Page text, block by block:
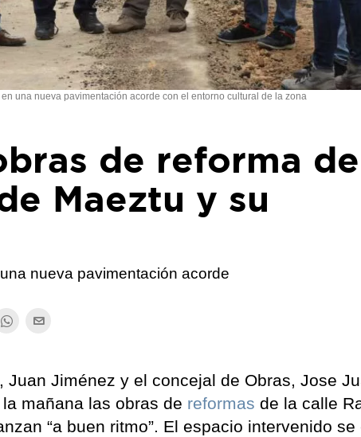
una nueva pavimentación acorde con el entorno cultural de la zona
de reforma
Maeztu y su
nueva pavimentación acorde
Juan Jiménez y el concejal de Obras, Jose
mañana las obras de reformas de la calle
“a buen ritmo”. El espacio intervenido se